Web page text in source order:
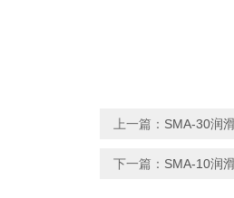
上一篇： SMA-30润
下一篇： SMA-10润